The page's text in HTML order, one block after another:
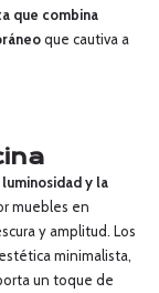
que combina
que cautiva a
luminosidad y la
muebles en
y amplitud. Los
minimalista,
un toque de